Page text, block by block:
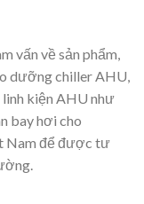
vấn về sản phẩm,
dưỡng chiller AHU,
kiện AHU như
bay hơi cho
Nam để được tư